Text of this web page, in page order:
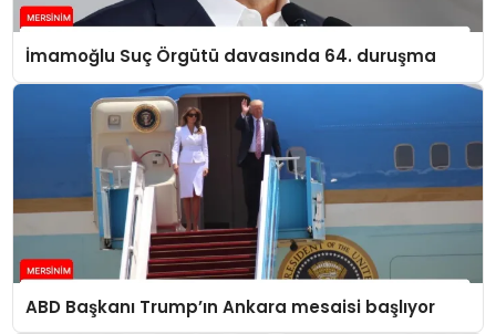
İmamoğlu Suç Örgütü davasında 64. duruşma
ABD Başkanı Trump’ın Ankara mesaisi başlıyor